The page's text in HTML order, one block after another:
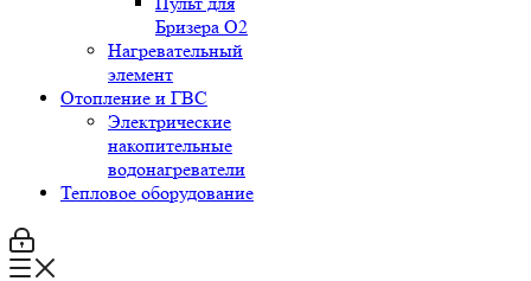
Бризера O2
Нагревательный
элемент
Отопление и ГВС
Электрические
накопительные
водонагреватели
Тепловое оборудование